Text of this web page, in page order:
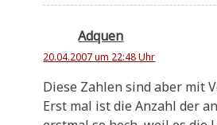
Adquen
20.04.2007 um 22:48 Uhr
Die­se Zah­len sind aber mit
Erst mal ist die Anzahl der